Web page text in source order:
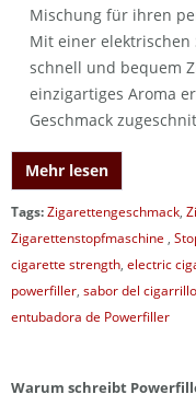
Mischung für ihren
Mit einer
schnell und bequem
einzigartiges Aroma
Geschmack
Mehr lesen
Tags:Zigarettengeschmack,
Zigarettenstopfmaschine ,
cigarette strength, electric
powerfiller, sabor del cigarrillo
entubadora de Powerfiller
Warum schreibt